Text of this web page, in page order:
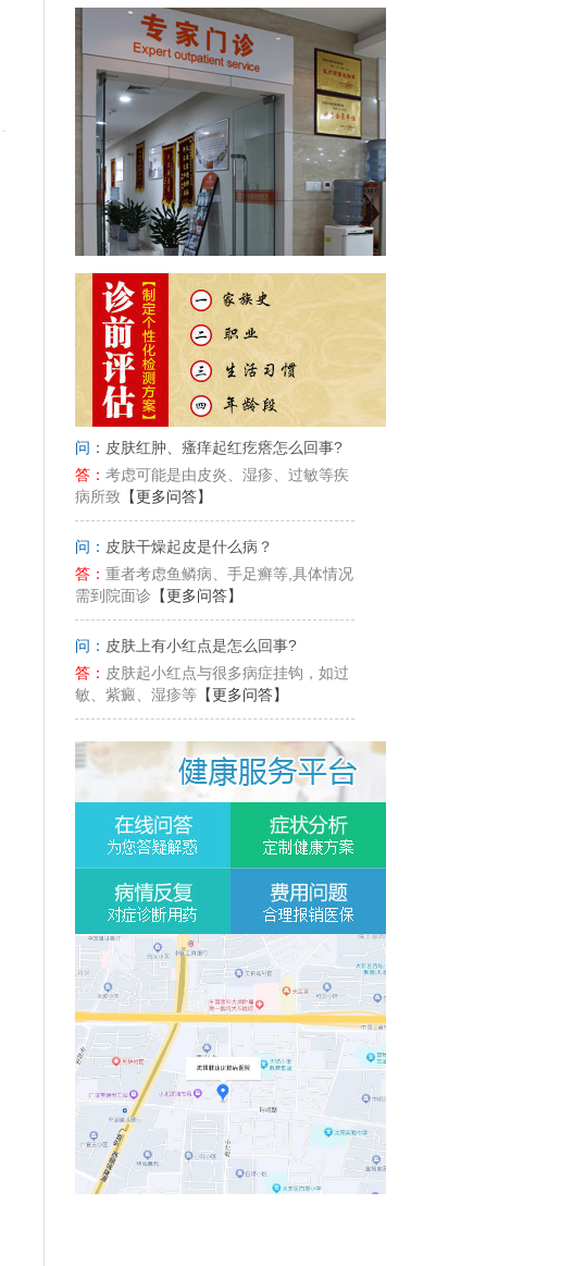
问： 皮肤红肿、瘙痒起红疙瘩怎么回事?
答： 考虑可能是由皮炎、湿疹、过敏等疾
病所致 【更多问答】
问： 皮肤干燥起皮是什么病？
答： 重者考虑鱼鳞病、手足癣等,具体情况
需到院面诊 【更多问答】
问： 皮肤上有小红点是怎么回事?
答： 皮肤起小红点与很多病症挂钩，如过
敏、紫癜、湿疹等 【更多问答】